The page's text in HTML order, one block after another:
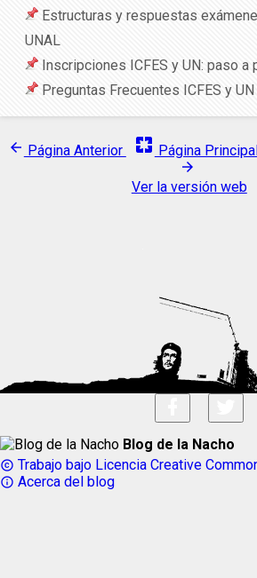
Estructuras y respuestas
UNAL
Inscripciones ICFES y UN: paso a
Preguntas Frecuentes ICFES y UN
arrow_back Página Anterior pages Página
arrow_forward
Ver la versión web
Blog de la Nacho
copyright Trabajo bajo Licencia Creative
info_outline Acerca del blog